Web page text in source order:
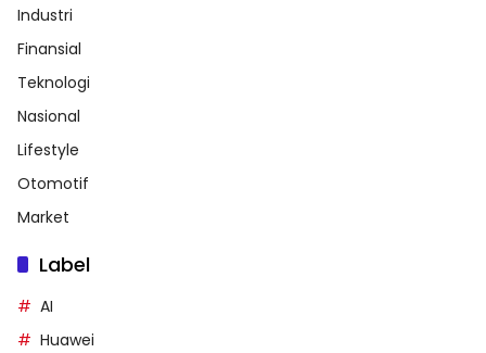
Industri
Finansial
Teknologi
Nasional
Lifestyle
Otomotif
Market
Label
AI
Huawei